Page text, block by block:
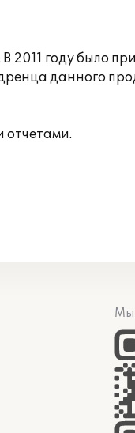
2011 году было
данного
отчетами.
Мы